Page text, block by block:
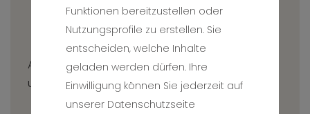
1
Am Anfang steht ein persönliches, kostenloses
und unverbindliches Beratungsgespräch.
Funktionen bereitzustellen oder
Nutzungsprofile zu erstellen. Sie
entscheiden, welche Inhalte
geladen werden dürfen. Ihre
Einwilligung können Sie jederzeit auf
unserer Datenschutzseite